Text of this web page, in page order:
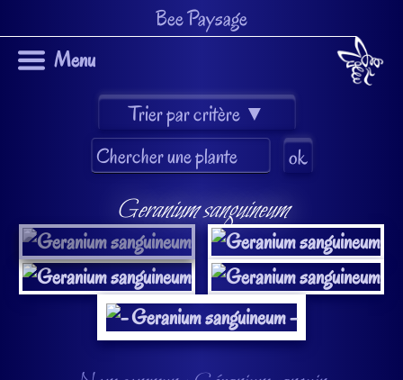
Bee Paysage
Menu
Geranium sanguineum